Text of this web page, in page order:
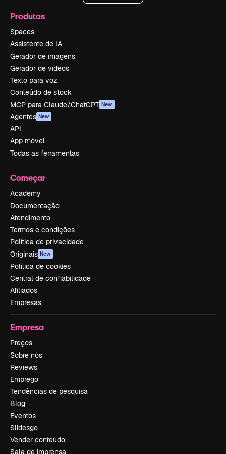
Produtos
Spaces
Assistente de IA
Gerador de imagens
Gerador de vídeos
Texto para voz
Conteúdo de stock
MCP para Claude/ChatGPT New
Agentes New
API
App móvel
Todas as ferramentas
Começar
Academy
Documentação
Atendimento
Termos e condições
Política de privacidade
Originais New
Política de cookies
Central de confiabilidade
Afiliados
Empresas
Empresa
Preços
Sobre nós
Reviews
Emprego
Tendências de pesquisa
Blog
Eventos
Slidesgo
Vender conteúdo
Sala de imprensa